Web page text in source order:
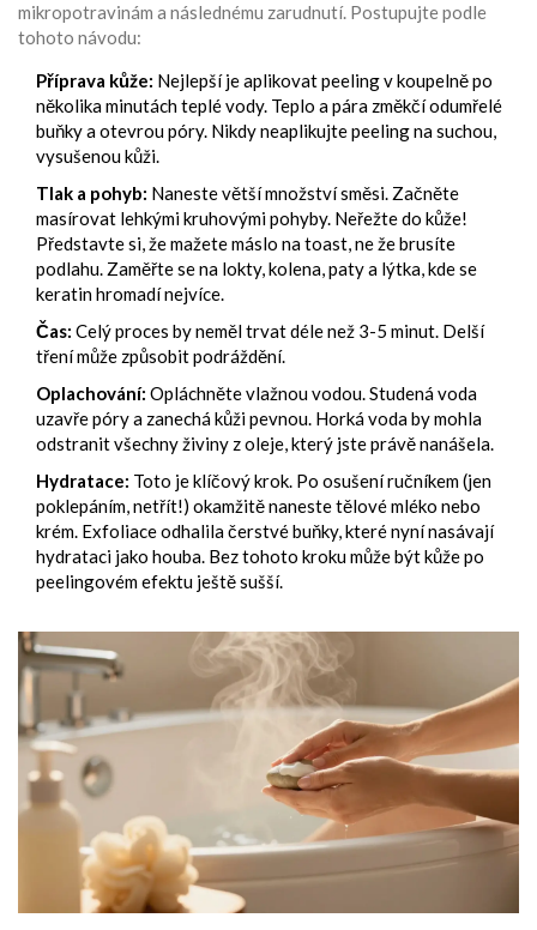
mikropotravinám a následnému zarudnutí. Postupujte podle
tohoto návodu:
Příprava kůže: Nejlepší je aplikovat peeling v koupelně po
několika minutách teplé vody. Teplo a pára změkčí odumřelé
buňky a otevrou póry. Nikdy neaplikujte peeling na suchou,
vysušenou kůži.
Tlak a pohyb: Naneste větší množství směsi. Začněte
masírovat lehkými kruhovými pohyby. Neřežte do kůže!
Představte si, že mažete máslo na toast, ne že brusíte
podlahu. Zaměřte se na lokty, kolena, paty a lýtka, kde se
keratin hromadí nejvíce.
Čas: Celý proces by neměl trvat déle než 3-5 minut. Delší
tření může způsobit podráždění.
Oplachování: Opláchněte vlažnou vodou. Studená voda
uzavře póry a zanechá kůži pevnou. Horká voda by mohla
odstranit všechny živiny z oleje, který jste právě nanášela.
Hydratace: Toto je klíčový krok. Po osušení ručníkem (jen
poklepáním, netřít!) okamžitě naneste tělové mléko nebo
krém. Exfoliace odhalila čerstvé buňky, které nyní nasávají
hydrataci jako houba. Bez tohoto kroku může být kůže po
peelingovém efektu ještě sušší.